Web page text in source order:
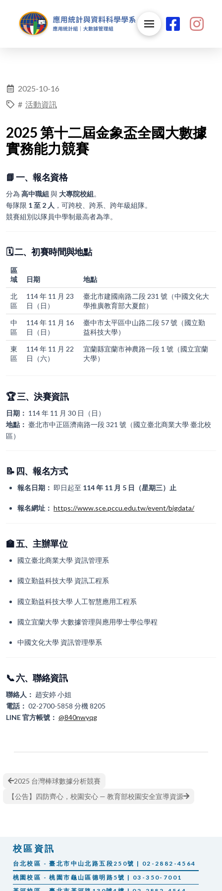
2025-10-16
# 活動資訊
2025 第十二屆金象盃全國大數據
實務能力競賽
📘 一、報名資格
分為 高中職組 與 大專院校組。
每隊限 1 至 2 人 ，可跨校、跨系、跨年級組隊。
競賽組別以隊員中學制最高者為準。
🗓️ 二、初賽時間與地點
區
域
日期
地點
北
區
114 年 11 月 23
日（日）
臺北市建國南路二段 231 號（中國文化大
學推廣教育部大夏館）
中
區
114 年 11 月 16
日（日）
臺中市太平區中山路二段 57 號（國立勤
益科技大學）
東
區
114 年 11 月 22
日（六）
宜蘭縣宜蘭市神農路一段 1 號（國立宜蘭
大學）
🏆 三、決賽資訊
日期： 114 年 11 月 30 日（日）
地點： 臺北市中正區濟南路一段 321 號（國立臺北商業大學 臺北校
區）
📝 四、報名方式
報名日期： 即日起至 114 年 11 月 5 日（星期三）止
報名網址： https://www.sce.pccu.edu.tw/event/bigdata/
🏫 五、主辦單位
國立臺北商業大學 資訊管理系
國立勤益科技大學 資訊工程系
國立勤益科技大學 人工智慧應用工程系
國立宜蘭大學 大數據管理與應用學士學位學程
中國文化大學 資訊管理學系
📞 六、聯絡資訊
聯絡人： 趙安婷 小姐
電話： 02-2700-5858 分機 8205
LINE 官方帳號： @840nwyqg
2025 台灣棒球數據分析競賽
【公告】四防齊心，校園安心 — 教育部校園安全宣導資源
校區資訊
台北校區 - 臺北市中山北路五段250號 | 02-2882-4564
桃園校區 - 桃園市龜山區德明路5號 | 03-350-7001